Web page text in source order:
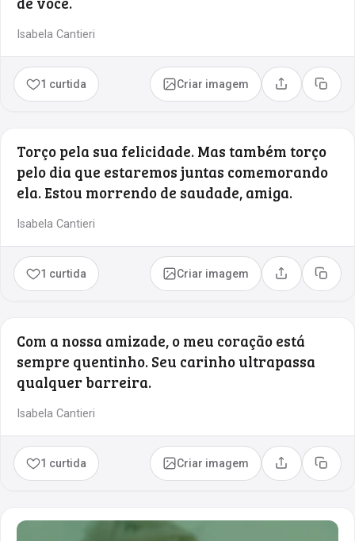
Isabela Cantieri
1 curtida Criar imagem Compartilhar
Copiar
Torço pela sua felicidade. Mas também torço
pelo dia que estaremos juntas comemorando
ela. Estou morrendo de saudade, amiga.
Isabela Cantieri
1 curtida Criar imagem Compartilhar
Copiar
Com a nossa amizade, o meu coração está
sempre quentinho. Seu carinho ultrapassa
qualquer barreira.
Isabela Cantieri
1 curtida Criar imagem Compartilhar
Copiar